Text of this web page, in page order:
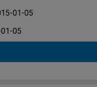
01-05
05